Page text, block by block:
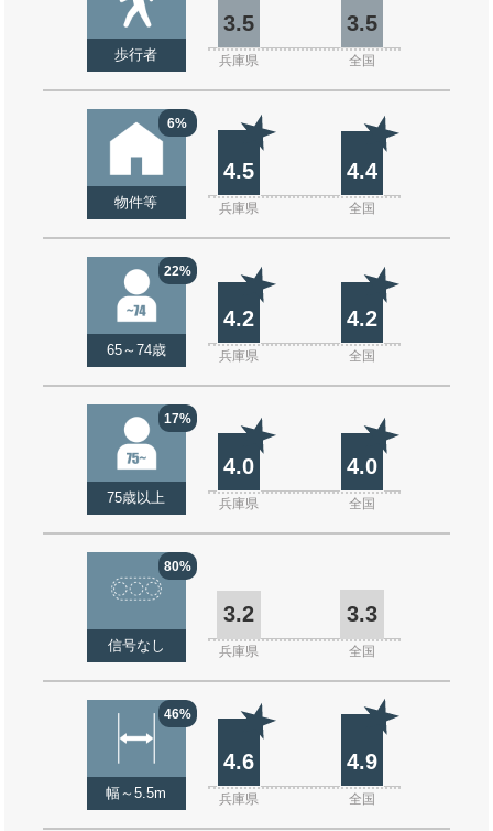
歩行者
3.5 3.5
兵庫県 全国
6%
物件等
4.5 4.4
兵庫県 全国
22%
65～74歳
4.2 4.2
兵庫県 全国
17%
75歳以上
4.0 4.0
兵庫県 全国
80%
信号なし
3.2 3.3
兵庫県 全国
46%
幅～5.5m
4.6 4.9
兵庫県 全国